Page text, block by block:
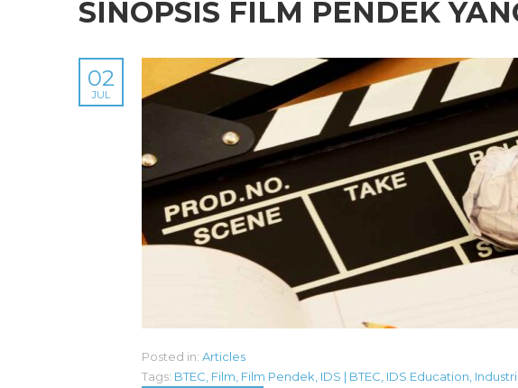
SINOPSIS FILM PENDEK
02
JUL
Posted in: Articles
Tags: BTEC Film Film Pendek IDS | BTEC IDS Education